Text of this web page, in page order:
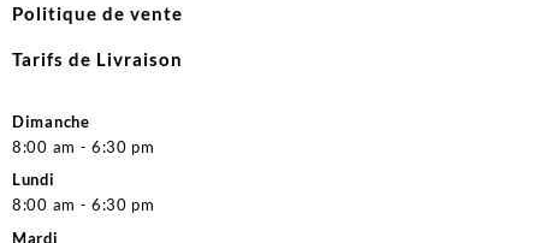
Politique de vente
Tarifs de Livraison
Dimanche
8:00 am - 6:30 pm
Lundi
8:00 am - 6:30 pm
Mardi